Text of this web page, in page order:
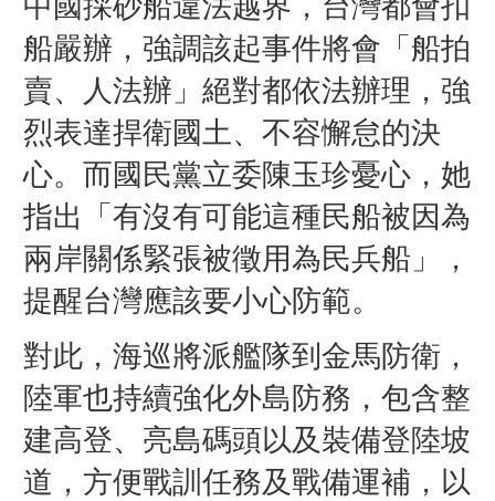
中國採砂船違法越界，台灣都會扣
船嚴辦，強調該起事件將會「船拍
賣、人法辦」絕對都依法辦理，強
烈表達捍衛國土、不容懈怠的決
心。而國民黨立委陳玉珍憂心，她
指出「有沒有可能這種民船被因為
兩岸關係緊張被徵用為民兵船」，
提醒台灣應該要小心防範。
對此，海巡將派艦隊到金馬防衛，
陸軍也持續強化外島防務，包含整
建高登、亮島碼頭以及裝備登陸坡
道，方便戰訓任務及戰備運補，以